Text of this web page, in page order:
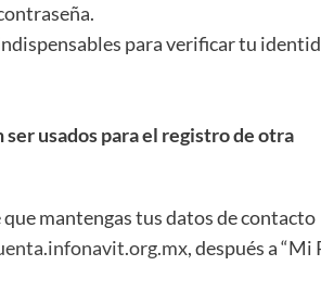
para verificar tu
usados para el registro de otra
mantengas tus datos de contacto
, después a “Mi